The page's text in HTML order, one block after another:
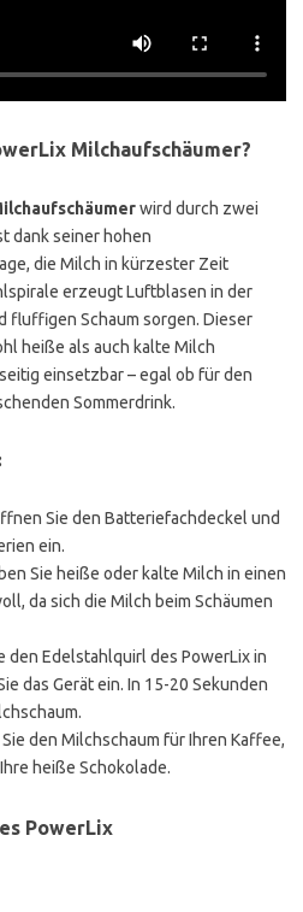
Milchaufschäumer?
wird durch zwei
dank seiner hohen
die Milch in kürzester Zeit
erzeugt Luftblasen in der
fluffigen Schaum sorgen. Dieser
heiße als auch kalte Milch
einsetzbar – egal ob für den
Sommerdrink.
Sie den Batteriefachdeckel und
ein.
Sie heiße oder kalte Milch in einen
da sich die Milch beim Schäumen
den Edelstahlquirl des PowerLix in
das Gerät ein. In 15-20 Sekunden
den Milchschaum für Ihren Kaffee,
heiße Schokolade.
PowerLix